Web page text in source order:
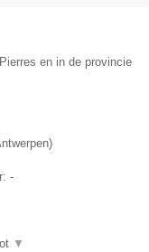
en in de provincie
)
-
▼